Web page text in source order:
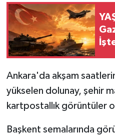
Ankara'da akşam
yükselen dolunay, şehir
kartpostallık görüntüler
Başkent semalarında
Seri İlan
Siyaset
Sokak Hayvanlarını
Sonsöz Özel
Spor